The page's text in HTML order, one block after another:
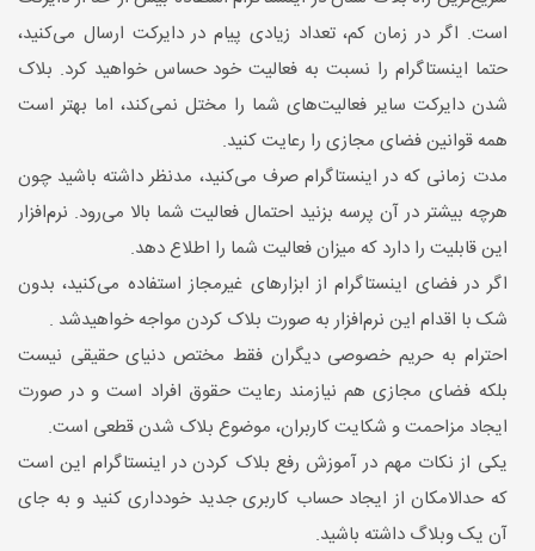
است. اگر در زمان کم، تعداد زیادی پیام در دایرکت ارسال می‌کنید،
حتما اینستاگرام را نسبت به فعالیت خود حساس خواهید کرد. بلاک
شدن دایرکت سایر فعالیت‌های شما را مختل نمی‌کند، اما بهتر است
همه قوانین فضای مجازی را رعايت کنید.
مدت زمانی که در اینستاگرام صرف می‌کنید، مدنظر داشته باشید چون
هرچه بیشتر در آن پرسه بزنید احتمال فعالیت شما بالا می‌رود. نرم‌افزار
این قابلیت را دارد که میزان فعالیت شما را اطلاع دهد.
اگر در فضای اینستاگرام از ابزارهای غيرمجاز استفاده می‌کنید، بدون
شک با اقدام اين نرم‌افزار به صورت بلاک کردن مواجه خواهید‌شد .
احترام به حریم خصوصی ديگران فقط مختص دنیای حقیقی نیست
بلکه فضای مجازی هم نیازمند رعایت حقوق افراد است و در صورت
ایجاد مزاحمت و شکایت کاربران، موضوع بلاک شدن قطعی‌ است.
یکی از نکات مهم در آموزش رفع بلاک کردن در اینستاگرام این است
که حدالامکان از ایجاد حساب کاربری جدید خودداری کنید و به جای
آن یک وبلاگ داشته باشید.